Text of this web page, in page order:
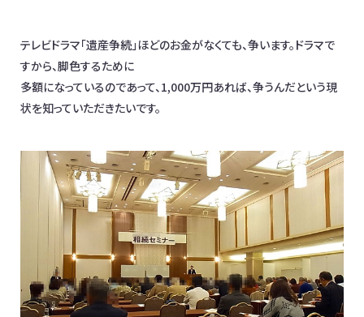
テレビドラマ「遺産争続」ほどのお金がなくても、争います。ドラマで
すから、脚色するために
多額になっているのであって、1,000万円あれば、争うんだという現
状を知っていただきたいです。